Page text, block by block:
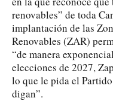
renovables” de toda
implantación de las
Renovables (ZAR)
“de manera
elecciones de 2027,
lo que le pida el
digan”.